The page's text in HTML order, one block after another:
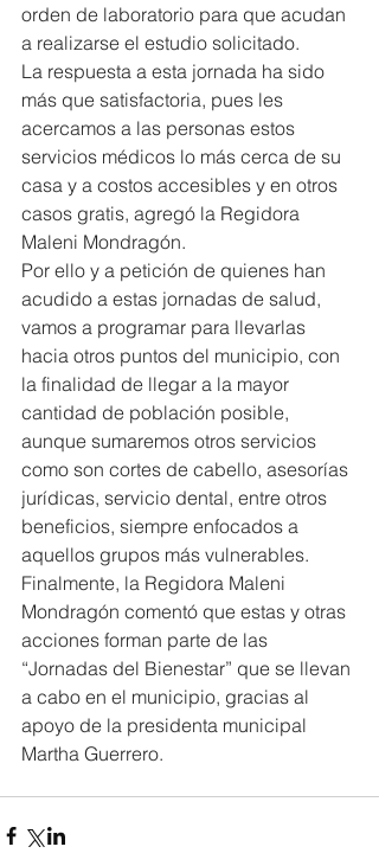
orden de laboratorio para que acudan
a realizarse el estudio solicitado.
La respuesta a esta jornada ha sido
más que satisfactoria, pues les
acercamos a las personas estos
servicios médicos lo más cerca de su
casa y a costos accesibles y en otros
casos gratis, agregó la Regidora
Maleni Mondragón.
Por ello y a petición de quienes han
acudido a estas jornadas de salud,
vamos a programar para llevarlas
hacia otros puntos del municipio, con
la finalidad de llegar a la mayor
cantidad de población posible,
aunque sumaremos otros servicios
como son cortes de cabello, asesorías
jurídicas, servicio dental, entre otros
beneficios, siempre enfocados a
aquellos grupos más vulnerables.
Finalmente, la Regidora Maleni
Mondragón comentó que estas y otras
acciones forman parte de las
“Jornadas del Bienestar” que se llevan
a cabo en el municipio, gracias al
apoyo de la presidenta municipal
Martha Guerrero.